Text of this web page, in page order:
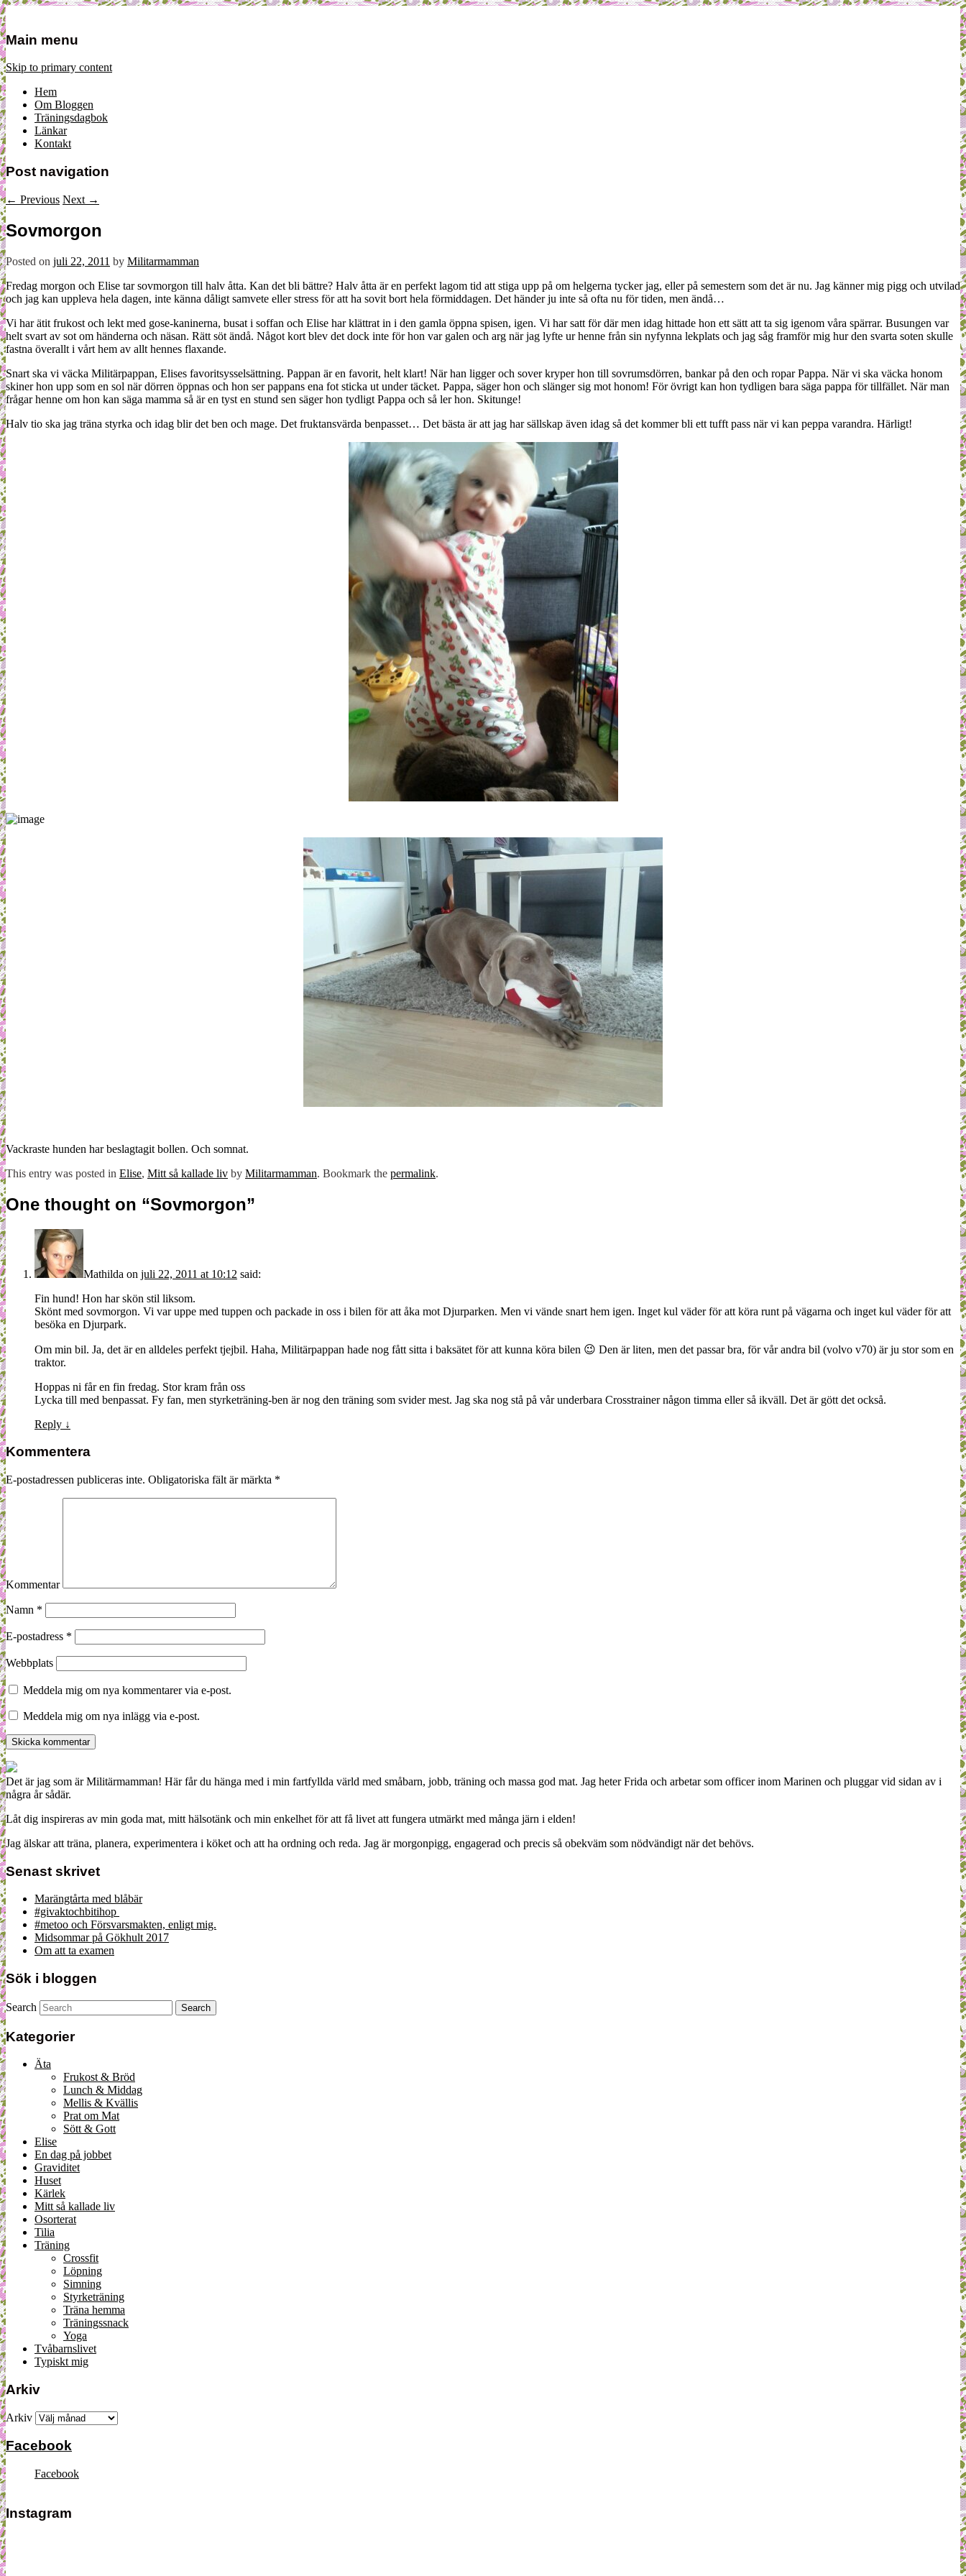
Militärmamman
Mamma, militär och märkbart obekväm
Main menu
Skip to primary content
Hem
Om Bloggen
Träningsdagbok
Länkar
Kontakt
Post navigation
← Previous Next →
Sovmorgon
Posted on juli 22, 2011 by Militarmamman
Fredag morgon och Elise tar sovmorgon till halv åtta. Kan det bli bättre? Halv åtta är en perfekt lagom tid att stiga upp på om helgerna tycker jag, eller på semestern som det är nu. Jag känner mig pigg och utvilad
och jag kan uppleva hela dagen, inte känna dåligt samvete eller stress för att ha sovit bort hela förmiddagen. Det händer ju inte så ofta nu för tiden, men ändå…
Vi har ätit frukost och lekt med gose-kaninerna, busat i soffan och Elise har klättrat in i den gamla öppna spisen, igen. Vi har satt för där men idag hittade hon ett sätt att ta sig igenom våra spärrar. Busungen var
helt svart av sot om händerna och näsan. Rätt söt ändå. Något kort blev det dock inte för hon var galen och arg när jag lyfte ur henne från sin nyfynna lekplats och jag såg framför mig hur den svarta soten skulle
fastna överallt i vårt hem av allt hennes flaxande.
Snart ska vi väcka Militärpappan, Elises favoritsysselsättning. Pappan är en favorit, helt klart! När han ligger och sover kryper hon till sovrumsdörren, bankar på den och ropar Pappa. När vi ska väcka honom
skiner hon upp som en sol när dörren öppnas och hon ser pappans ena fot sticka ut under täcket. Pappa, säger hon och slänger sig mot honom! För övrigt kan hon tydligen bara säga pappa för tillfället. När man
frågar henne om hon kan säga mamma så är en tyst en stund sen säger hon tydligt Pappa och så ler hon. Skitunge!
Halv tio ska jag träna styrka och idag blir det ben och mage. Det fruktansvärda benpasset… Det bästa är att jag har sällskap även idag så det kommer bli ett tufft pass när vi kan peppa varandra. Härligt!
Vackraste hunden har beslagtagit bollen. Och somnat.
This entry was posted in Elise, Mitt så kallade liv by Militarmamman. Bookmark the permalink.
One thought on “Sovmorgon”
Mathilda on juli 22, 2011 at 10:12 said:
Fin hund! Hon har skön stil liksom.
Skönt med sovmorgon. Vi var uppe med tuppen och packade in oss i bilen för att åka mot Djurparken. Men vi vände snart hem igen. Inget kul väder för att köra runt på vägarna och inget kul väder för att
besöka en Djurpark.
Om min bil. Ja, det är en alldeles perfekt tjejbil. Haha, Militärpappan hade nog fått sitta i baksätet för att kunna köra bilen 😉 Den är liten, men det passar bra, för vår andra bil (volvo v70) är ju stor som en
traktor.
Hoppas ni får en fin fredag. Stor kram från oss
Lycka till med benpassat. Fy fan, men styrketräning-ben är nog den träning som svider mest. Jag ska nog stå på vår underbara Crosstrainer någon timma eller så ikväll. Det är gött det också.
Reply ↓
Kommentera
E-postadressen publiceras inte. Obligatoriska fält är märkta *
Kommentar
Namn *
E-postadress *
Webbplats
Meddela mig om nya kommentarer via e-post.
Meddela mig om nya inlägg via e-post.
Det är jag som är Militärmamman! Här får du hänga med i min fartfyllda värld med småbarn, jobb, träning och massa god mat. Jag heter Frida och arbetar som officer inom Marinen och pluggar vid sidan av i
några år sådär.
Låt dig inspireras av min goda mat, mitt hälsotänk och min enkelhet för att få livet att fungera utmärkt med många järn i elden!
Jag älskar att träna, planera, experimentera i köket och att ha ordning och reda. Jag är morgonpigg, engagerad och precis så obekväm som nödvändigt när det behövs.
Senast skrivet
Marängtårta med blåbär
#givaktochbitihop
#metoo och Försvarsmakten, enligt mig.
Midsommar på Gökhult 2017
Om att ta examen
Sök i bloggen
Search
Kategorier
Äta
Frukost & Bröd
Lunch & Middag
Mellis & Kvällis
Prat om Mat
Sött & Gott
Elise
En dag på jobbet
Graviditet
Huset
Kärlek
Mitt så kallade liv
Osorterat
Tilia
Träning
Crossfit
Löpning
Simning
Styrketräning
Träna hemma
Träningssnack
Yoga
Tvåbarnslivet
Typiskt mig
Arkiv
Arkiv
Facebook
Facebook
Instagram